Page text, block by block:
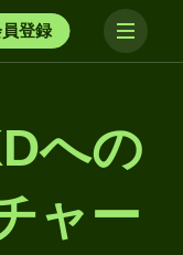
登録
への
ャー